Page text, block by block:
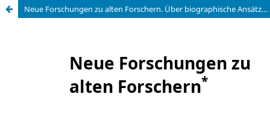
Neue Forschungen zu alten Forschern. Über biographische Ansätze einer Historisierung der Mediävistik